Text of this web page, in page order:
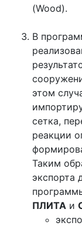
(Wood).
В
этом
сетка,
реакции
Таким
экспорта
ПЛИТА и